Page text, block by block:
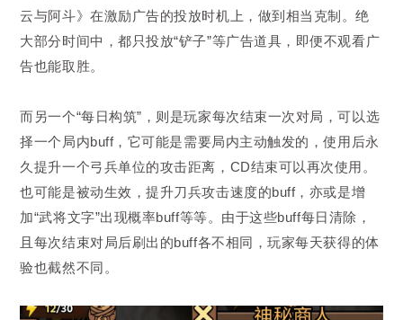
云与阿斗》在激励广告的投放时机上，做到相当克制。绝
大部分时间中，都只投放“铲子”等广告道具，即便不观看广
告也能取胜。
而另一个“每日构筑”，则是玩家每次结束一次对局，可以选
择一个局内buff，它可能是需要局内主动触发的，使用后永
久提升一个弓兵单位的攻击距离，CD结束可以再次使用。
也可能是被动生效，提升刀兵攻击速度的buff，亦或是增
加“武将文字”出现概率buff等等。由于这些buff每日清除，
且每次结束对局后刷出的buff各不相同，玩家每天获得的体
验也截然不同。